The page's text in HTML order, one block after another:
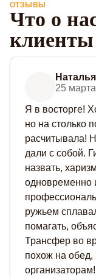
ОТЗЫВЫ
Что о
клиенты
Наталья
25
Я в восторге!
но на столько
расчитывала!
дали с собой.
назвать,
одновременно
ружьем
помагать,
Трансфер во
похож на обед,
организаторам!